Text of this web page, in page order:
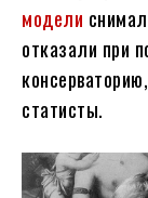
модели
отказали при
статисты.